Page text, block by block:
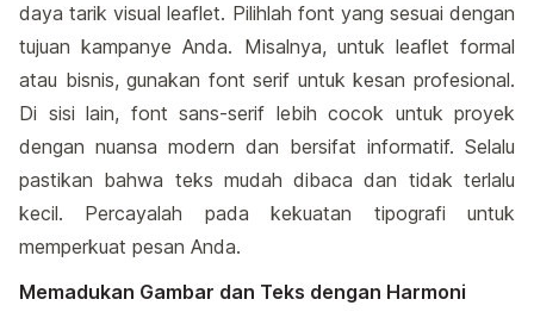
daya tarik visual leaflet. Pilihlah font yang sesuai dengan
tujuan kampanye Anda. Misalnya, untuk leaflet formal
atau bisnis, gunakan font serif untuk kesan profesional.
Di sisi lain, font sans-serif lebih cocok untuk proyek
dengan nuansa modern dan bersifat informatif. Selalu
pastikan bahwa teks mudah dibaca dan tidak terlalu
kecil. Percayalah pada kekuatan tipografi untuk
memperkuat pesan Anda.
Memadukan Gambar dan Teks dengan Harmoni